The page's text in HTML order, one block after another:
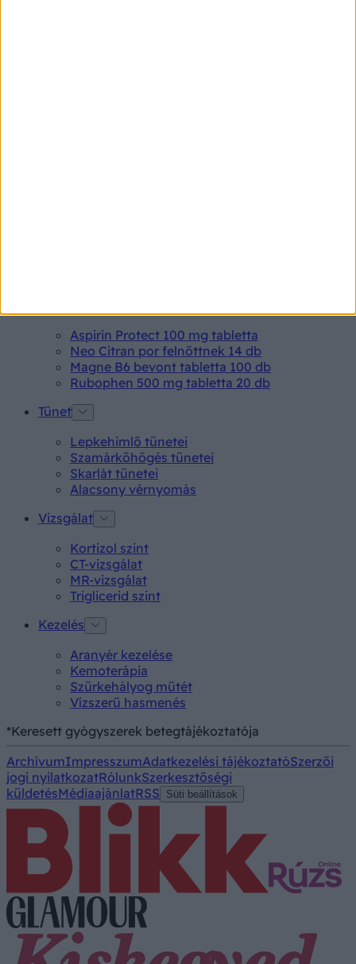
Aspirin Protect 100 mg tabletta
Neo Citran por felnőttnek 14 db
Magne B6 bevont tabletta 100 db
Rubophen 500 mg tabletta 20 db
Tünet
Lepkehimlő tünetei
Szamárköhögés tünetei
Skarlát tünetei
Alacsony vérnyomás
Vizsgálat
Kortizol szint
CT-vizsgálat
MR-vizsgálat
Triglicerid szint
Kezelés
Aranyér kezelése
Kemoterápia
Szürkehályog műtét
Vízszerű hasmenés
*Keresett gyógyszerek betegtájékoztatója
ArchívumImpresszumAdatkezelési tájékoztatóSzerzői
jogi nyilatkozatRólunkSzerkesztőségi
küldetésMédiaajánlatRSS Süti beállítások